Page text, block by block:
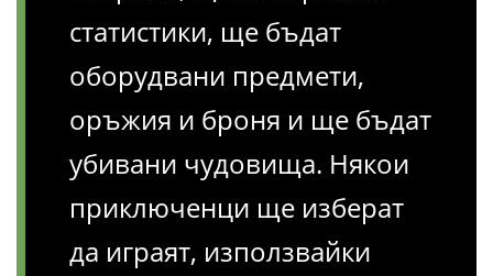
статистики, ще бъдат
оборудвани предмети,
оръжия и броня и ще бъдат
убивани чудовища. Някои
приключенци ще изберат
да играят, използвайки